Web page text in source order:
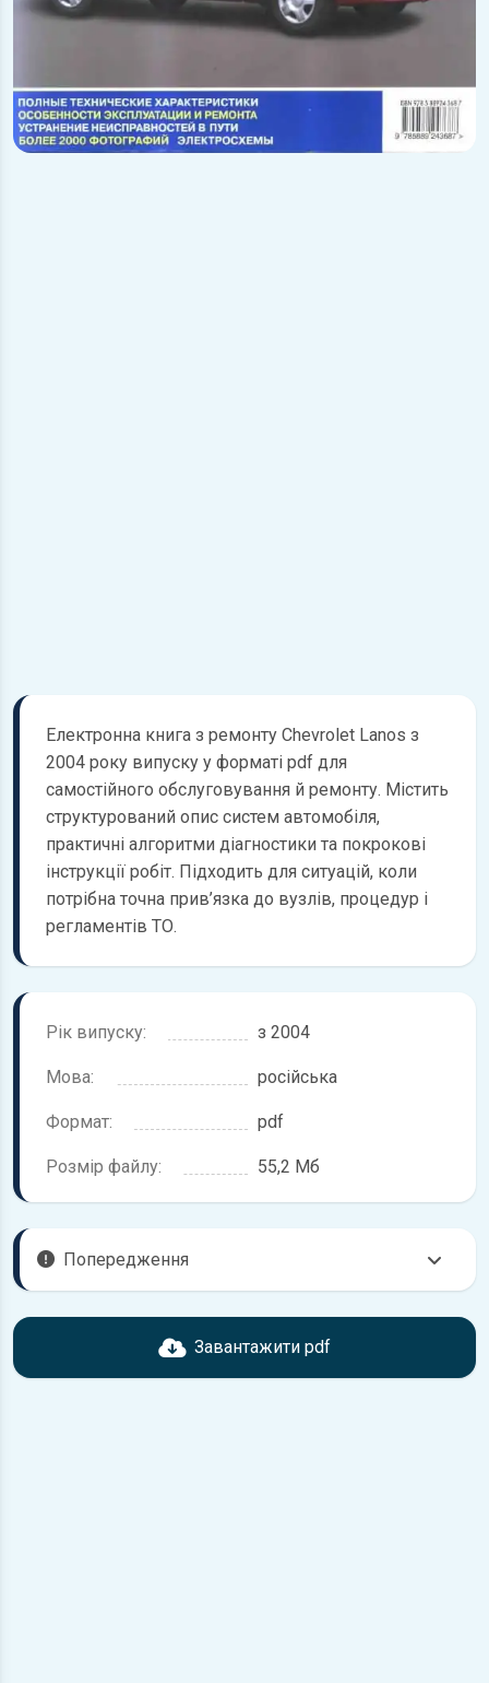
Електронна книга з ремонту Chevrolet Lanos з
2004 року випуску у форматі pdf для
самостійного обслуговування й ремонту. Містить
структурований опис систем автомобіля,
практичні алгоритми діагностики та покрокові
інструкції робіт. Підходить для ситуацій, коли
потрібна точна прив’язка до вузлів, процедур і
регламентів ТО.
Рік випуску: з 2004
Мова: російська
Формат: pdf
Розмір файлу: 55,2 Мб
Попередження
Перед завантаженням ознайомтесь з характеристиками
Chevrolet Lanos, що надані в книзі. Можливі розбіжності,
Завантажити pdf